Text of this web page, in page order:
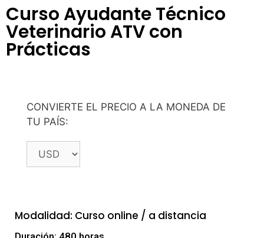
Curso Ayudante Técnico
Veterinario ATV con
Prácticas
CONVIERTE EL PRECIO A LA MONEDA DE
TU PAÍS:
Modalidad: Curso online / a distancia